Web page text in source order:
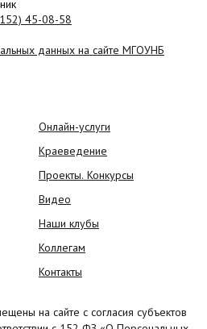
45-08-58
данных на сайте МГОУНБ
Онлайн-услуги
Краеведение
Проекты. Конкурсы
Видео
Наши клубы
Коллегам
Контакты
на сайте с согласия субъектов